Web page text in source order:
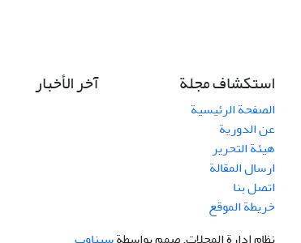
استكشاف مجلة
الصفحة الرئيسية
عن الدورية
هيئة التحرير
ارسال المقالة
اتصل بنا
خريطة الموقع
آخر الأخبار